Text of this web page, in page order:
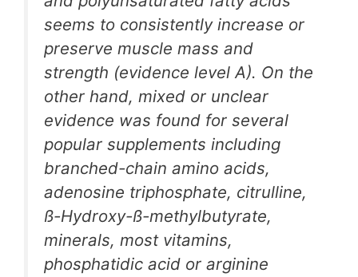
seems to consistently increase or
preserve muscle mass and
strength (evidence level A). On the
other hand, mixed or unclear
evidence was found for several
popular supplements including
branched-chain amino acids,
adenosine triphosphate, citrulline,
ß-Hydroxy-ß-methylbutyrate,
minerals, most vitamins,
phosphatidic acid or arginine